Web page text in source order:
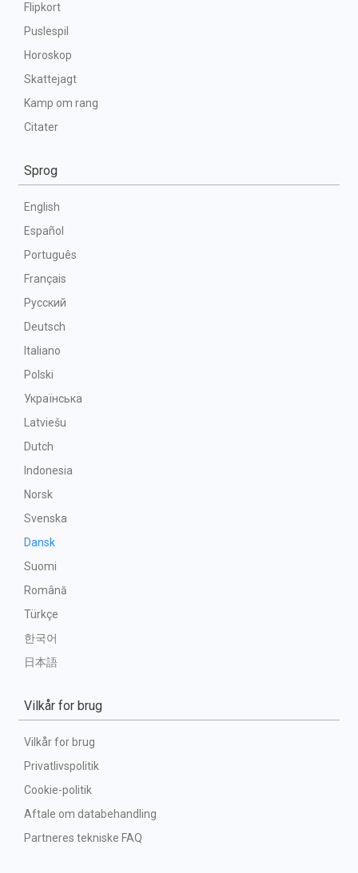
Flipkort
Puslespil
Horoskop
Skattejagt
Kamp om rang
Citater
Sprog
English
Español
Português
Français
Русский
Deutsch
Italiano
Polski
Українська
Latviešu
Dutch
Indonesia
Norsk
Svenska
Dansk
Suomi
Română
Türkçe
한국어
日本語
Vilkår for brug
Vilkår for brug
Privatlivspolitik
Cookie-politik
Aftale om databehandling
Partneres tekniske FAQ